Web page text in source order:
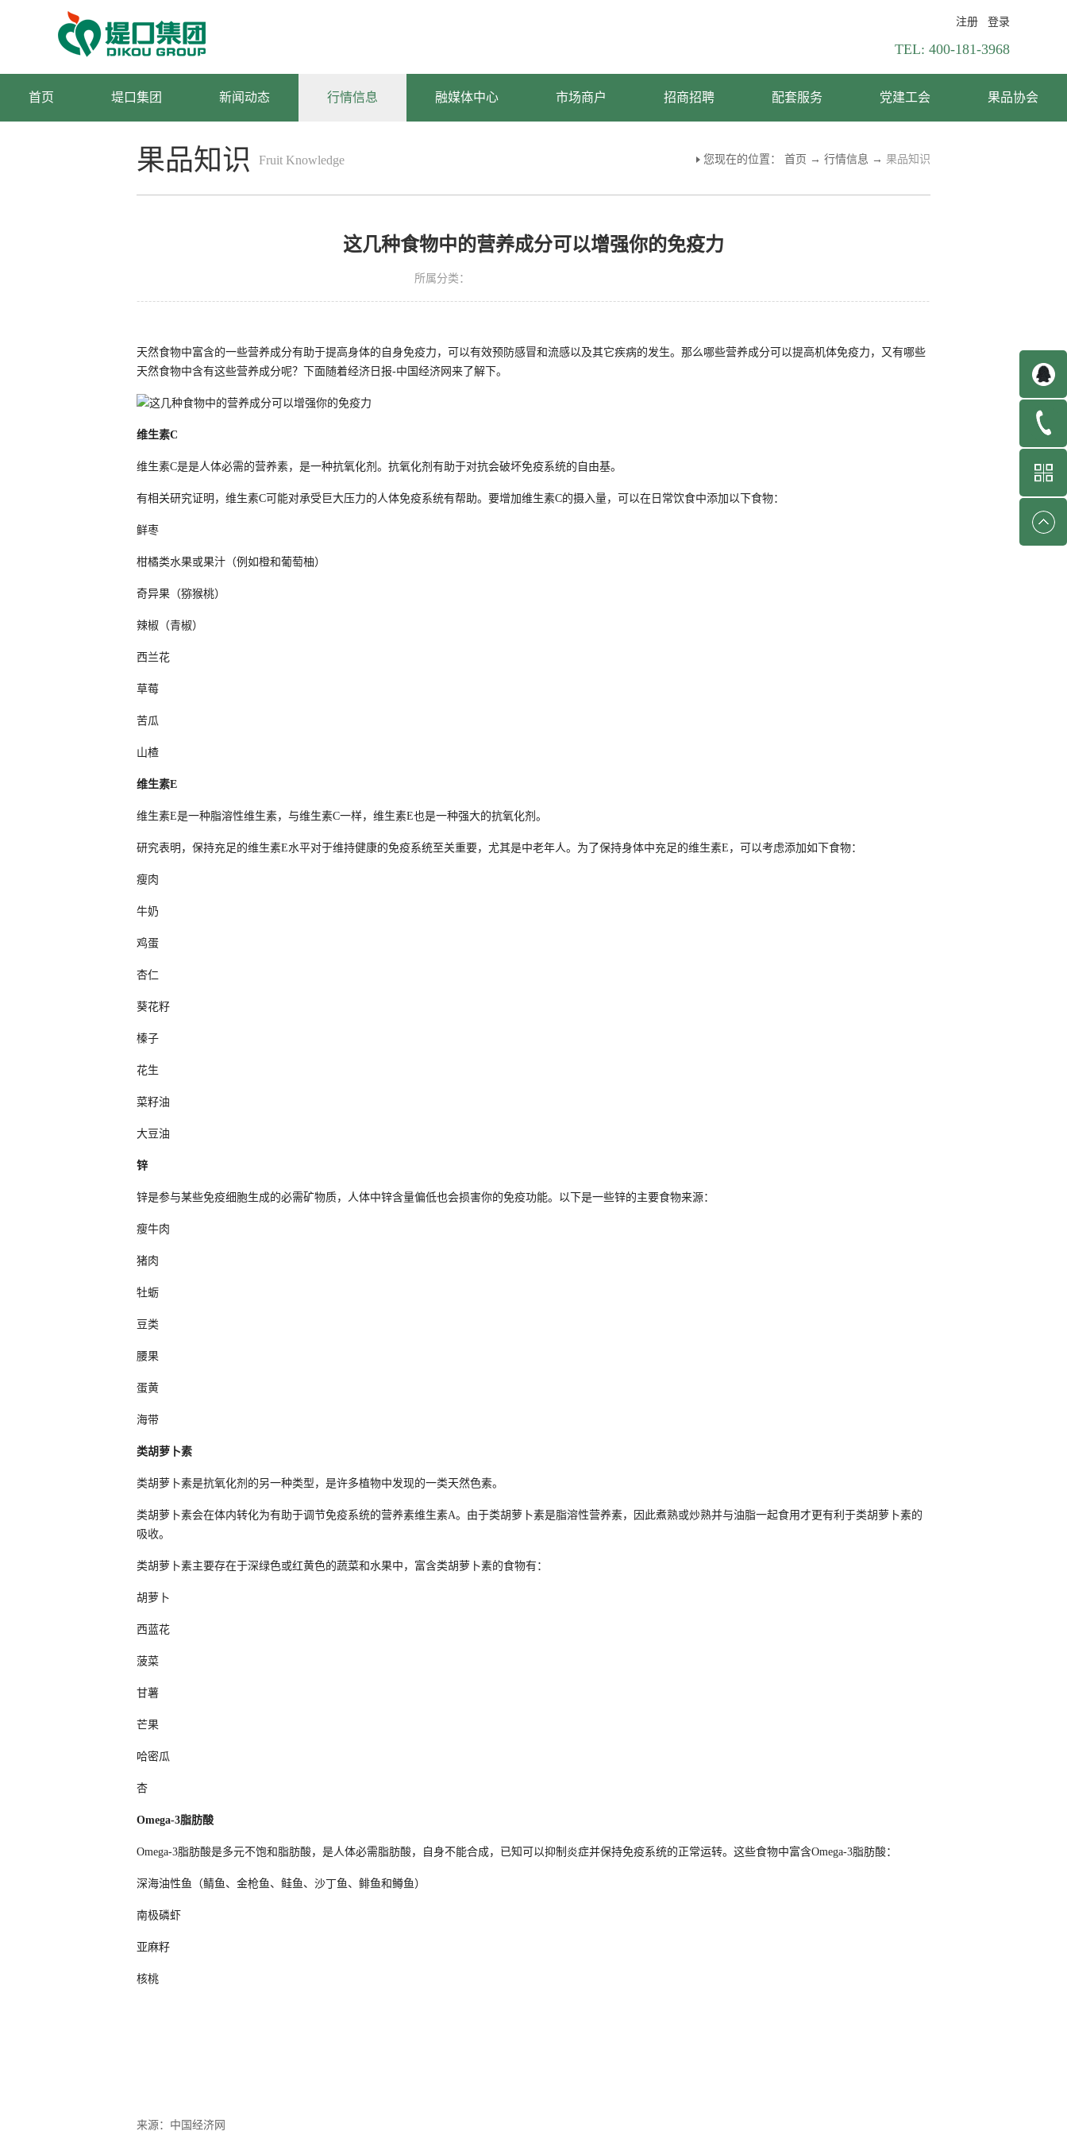
登录
注册
TEL: 400-181-3968
首页 堤口集团 新闻动态 行情信息 融媒体中心 市场商户 招商招聘 配套服务 党建工会 果品协会
果品知识 Fruit Knowledge 您现在的位置： 首页 → 行情信息 → 果品知识
这几种食物中的营养成分可以增强你的免疫力
所属分类：
天然食物中富含的一些营养成分有助于提高身体的自身免疫力，可以有效预防感冒和流感以及其它疾病的发生。那么哪些营养成分可以提高机体免疫力，又有哪些
天然食物中含有这些营养成分呢？下面随着经济日报-中国经济网来了解下。
维生素C
维生素C是是人体必需的营养素，是一种抗氧化剂。抗氧化剂有助于对抗会破坏免疫系统的自由基。
有相关研究证明，维生素C可能对承受巨大压力的人体免疫系统有帮助。要增加维生素C的摄入量，可以在日常饮食中添加以下食物：
鲜枣
柑橘类水果或果汁（例如橙和葡萄柚）
奇异果（猕猴桃）
辣椒（青椒）
西兰花
草莓
苦瓜
山楂
维生素E
维生素E是一种脂溶性维生素，与维生素C一样，维生素E也是一种强大的抗氧化剂。
研究表明，保持充足的维生素E水平对于维持健康的免疫系统至关重要，尤其是中老年人。为了保持身体中充足的维生素E，可以考虑添加如下食物：
瘦肉
牛奶
鸡蛋
杏仁
葵花籽
榛子
花生
菜籽油
大豆油
锌
锌是参与某些免疫细胞生成的必需矿物质，人体中锌含量偏低也会损害你的免疫功能。以下是一些锌的主要食物来源：
瘦牛肉
猪肉
牡蛎
豆类
腰果
蛋黄
海带
类胡萝卜素
类胡萝卜素是抗氧化剂的另一种类型，是许多植物中发现的一类天然色素。
类胡萝卜素会在体内转化为有助于调节免疫系统的营养素维生素A。由于类胡萝卜素是脂溶性营养素，因此煮熟或炒熟并与油脂一起食用才更有利于类胡萝卜素的
吸收。
类胡萝卜素主要存在于深绿色或红黄色的蔬菜和水果中，富含类胡萝卜素的食物有：
胡萝卜
西蓝花
菠菜
甘薯
芒果
哈密瓜
杏
Omega-3脂肪酸
Omega-3脂肪酸是多元不饱和脂肪酸，是人体必需脂肪酸，自身不能合成，已知可以抑制炎症并保持免疫系统的正常运转。这些食物中富含Omega-3脂肪酸：
深海油性鱼（鲭鱼、金枪鱼、鲑鱼、沙丁鱼、鲱鱼和鳟鱼）
南极磷虾
亚麻籽
核桃
来源：中国经济网